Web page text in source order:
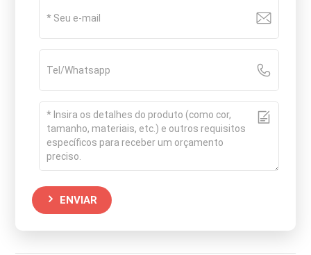
ENVIAR